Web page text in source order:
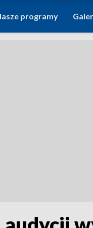
programy